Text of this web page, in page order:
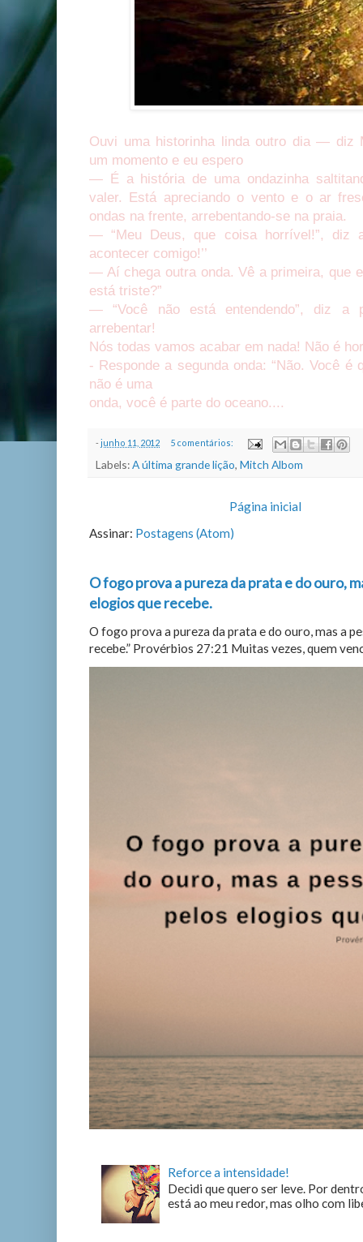
Ouvi uma historinha linda outro dia —
um momento e eu espero
— É a história de uma ondazinha
valer. Está apreciando o vento e o ar
ondas na frente, arrebentando-se na praia.
— “Meu Deus, que coisa horrível!”, diz
acontecer comigo!’’
— Aí chega outra onda. Vê a primeira, que
está triste?”
— “Você não está entendendo”, diz a
arrebentar!
Nós todas vamos acabar em nada! Não é
- Responde a segunda onda: “Não. Você é
não é uma
onda, você é parte do oceano....
-junho 11, 2012 5 comentários:
Labels:A última grande lição, Mitch Albom
Página inicial
Assinar: Postagens (Atom)
O fogo prova a pureza da prata e do ouro,
elogios que recebe.
O fogo prova a pureza da prata e do ouro, mas a
recebe.” Provérbios 27:21 Muitas vezes, quem
Reforce a intensidade!
Decidi que quero ser leve. Por
está ao meu redor, mas olho com